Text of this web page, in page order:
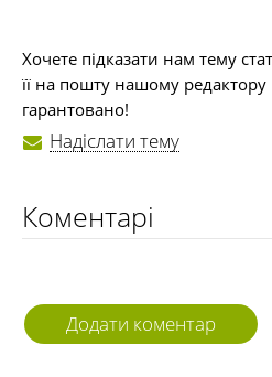
Хочете підказати нам тему
її на пошту нашому
гарантовано!
Надіслати тему
Коментарі
Додати коментар